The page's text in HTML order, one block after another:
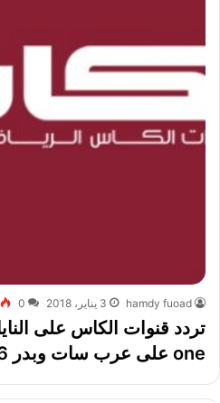
hamdy fuoad 3 يناير، 2018 0
one على عرب سات وبدر 6